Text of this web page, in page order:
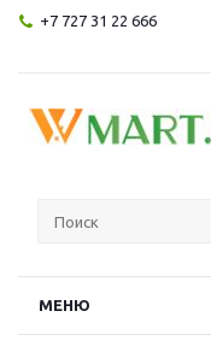
+7 727 31 22 666
МЕНЮ